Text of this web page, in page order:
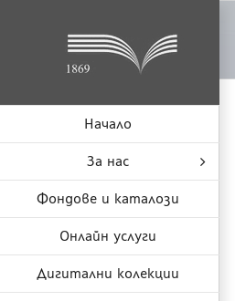
Начало
За нас
Фондове и каталози
Онлайн услуги
Дигитални колекции